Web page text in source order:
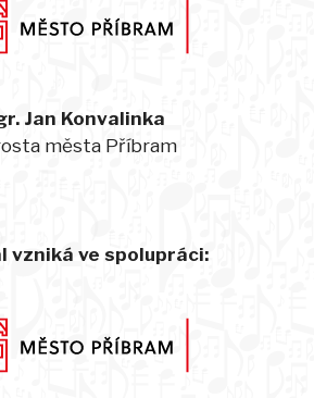
Jan Konvalinka
města Příbram
vzniká ve spolupráci: